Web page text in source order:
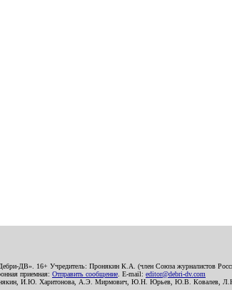
ДВ». 16+ Учредитель: Пронякин К.А. (член Союза журналистов
приемная: Отправить сообщение . E-mail: editor@debri-dv.com
Пронякин, И.Ю. Харитонова, А.Э. Мирмович, Ю.Н. Юрьев, Ю.В.